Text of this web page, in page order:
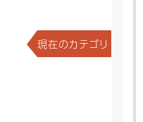
現在のカテゴリ